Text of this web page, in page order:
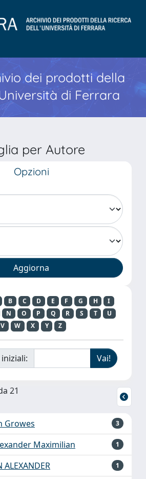
dei prodotti della
di Ferrara
per Autore
Opzioni
B C D E F G H
I
N O P Q R S T
U
V
W X Y Z
21
Growes
3
Maximilian 1
ALEXANDER 1